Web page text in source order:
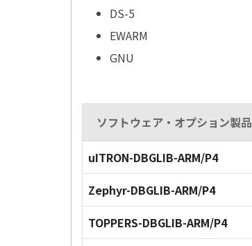
DS-5
EWARM
GNU
ソフトウェア・オプション製品
uITRON-DBGLIB-ARM/P4
Zephyr-DBGLIB-ARM/P4
TOPPERS-DBGLIB-ARM/P4